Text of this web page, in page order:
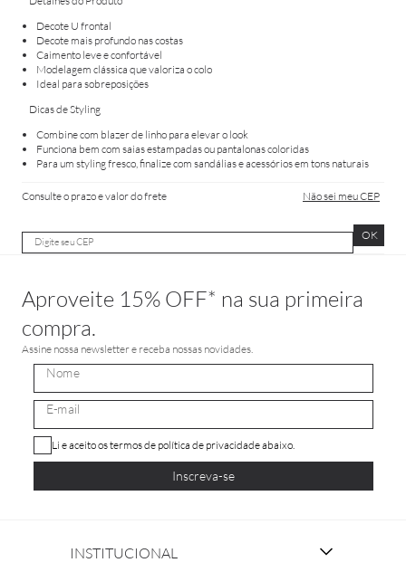
Decote U frontal
Decote mais profundo nas costas
Caimento leve e confortável
Modelagem clássica que valoriza o colo
Ideal para sobreposições
Dicas de Styling
Combine com blazer de linho para elevar o look
Funciona bem com saias estampadas ou pantalonas coloridas
Para um styling fresco, finalize com sandálias e acessórios em tons naturais
Consulte o prazo e valor do frete Não sei meu CEP
OK
Aproveite 15% OFF* na sua primeira
compra.
Assine nossa newsletter e receba nossas novidades.
Li e aceito os termos de política de privacidade abaixo.
Inscreva-se
INSTITUCIONAL